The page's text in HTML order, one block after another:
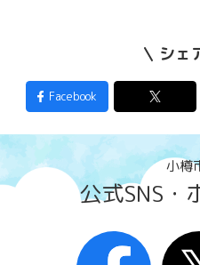
シェ
Facebook
小樽
公式SNS・